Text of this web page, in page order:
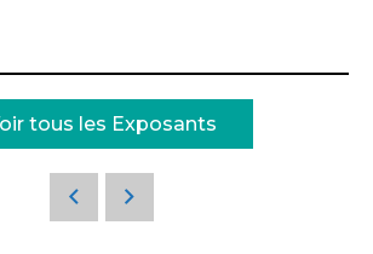
tous les Exposants